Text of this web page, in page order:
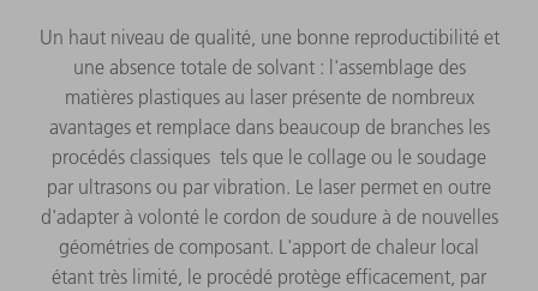
Un haut niveau de qualité, une bonne reproductibilité et
une absence totale de solvant : l'assemblage des
matières plastiques au laser présente de nombreux
avantages et remplace dans beaucoup de branches les
procédés classiques tels que le collage ou le soudage
par ultrasons ou par vibration. Le laser permet en outre
d'adapter à volonté le cordon de soudure à de nouvelles
géométries de composant. L'apport de chaleur local
étant très limité, le procédé protège efficacement, par